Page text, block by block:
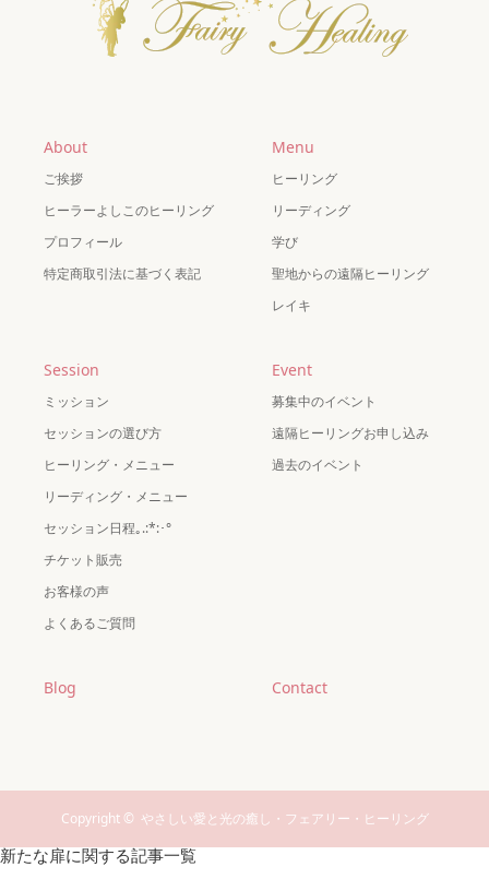
About
ご挨拶
ヒーラーよしこのヒーリング
プロフィール
特定商取引法に基づく表記
Menu
ヒーリング
リーディング
学び
聖地からの遠隔ヒーリング
レイキ
Session
ミッション
セッションの選び方
ヒーリング・メニュー
リーディング・メニュー
セッション日程｡.:*:･°
チケット販売
お客様の声
よくあるご質問
Event
募集中のイベント
遠隔ヒーリングお申し込み
過去のイベント
Blog Contact
Copyright © やさしい愛と光の癒し・フェアリー・ヒーリング
新たな扉に関する記事一覧